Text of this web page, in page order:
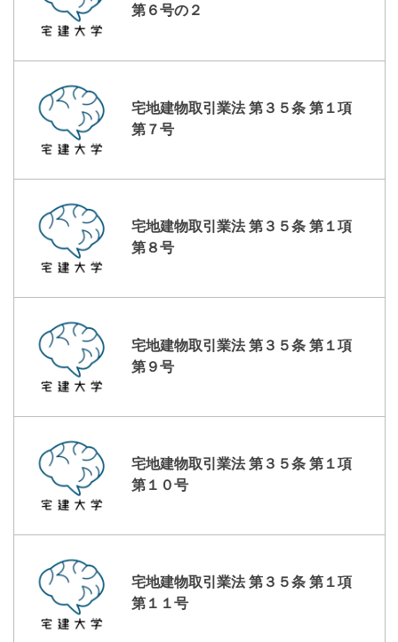
第６号の２
宅地建物取引業法 第３５条 第１項
第７号
宅地建物取引業法 第３５条 第１項
第８号
宅地建物取引業法 第３５条 第１項
第９号
宅地建物取引業法 第３５条 第１項
第１０号
宅地建物取引業法 第３５条 第１項
第１１号